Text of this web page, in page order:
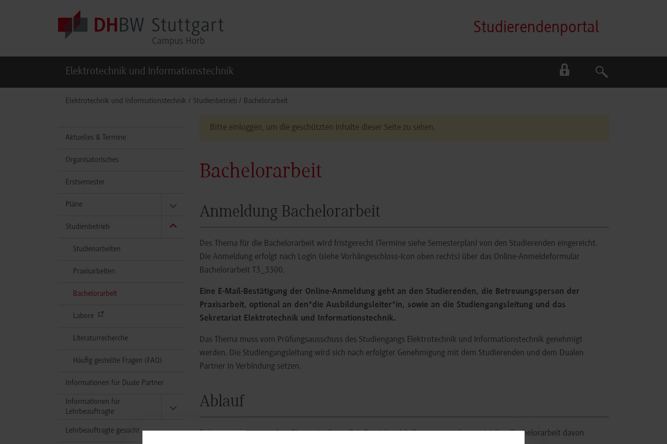
Studierendenportal
Elektrotechnik und Informationstechnik
Suche
Suche
Elektrotechnik und Informationstechnik Studienbetrieb Bachelorarbeit
Aktuelles & Termine
Organisatorisches
Erstsemester
Pläne
Studienbetrieb
Studienarbeiten
Praxisarbeiten
Bachelorarbeit
Labore
Literaturrecherche
Häufig gestellte Fragen (FAQ)
Informationen für Duale Partner
Informationen für
Lehrbeauftragte
Lehrbeauftragte gesucht
Bitte einloggen, um die geschützten Inhalte dieser Seite zu sehen.
Bachelorarbeit
Anmeldung Bachelorarbeit
Des Thema für die Bachelorarbeit wird fristgerecht (Termine siehe Semesterplan) von den Studierenden eingereicht.
Die Anmeldung erfolgt nach Login (siehe Vorhängeschloss-Icon oben rechts) über das Online-Anmeldeformular
Bachelorarbeit T3_3300.
Eine E-Mail-Bestätigung der Online-Anmeldung geht an den Studierenden, die Betreuungsperson der
Praxisarbeit, optional an den*die Ausbildungsleiter*in, sowie an die Studiengangsleitung und das
Sekretariat Elektrotechnik und Informationstechnik.
Das Thema muss vom Prüfungsausschuss des Studiengangs Elektrotechnik und Informationstechnik genehmigt
werden. Die Studiengangsleitung wird sich nach erfolgter Genehmigung mit dem Studierenden und dem Dualen
Partner in Verbindung setzen.
Ablauf
Es kann vorkommen, dass Firmen in dieser Zeit Betriebsschließungen veranlassen. Ist Ihre Bachelorarbeit davon